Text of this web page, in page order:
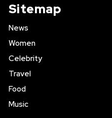
Sitemap
News
Women
Celebrity
Travel
Food
Music